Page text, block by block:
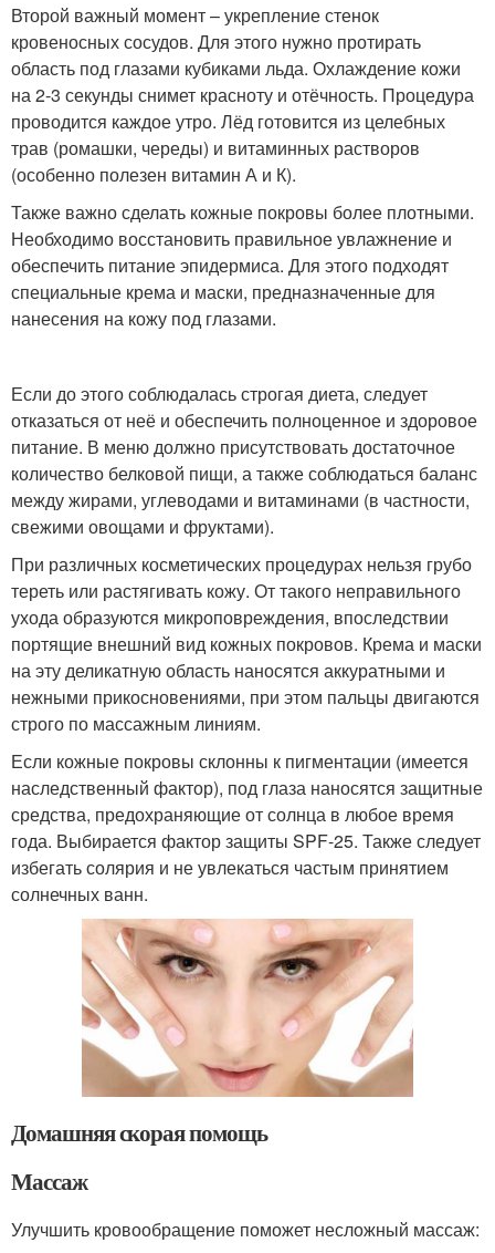
Второй важный момент – укрепление стенок
кровеносных сосудов. Для этого нужно протирать
область под глазами кубиками льда. Охлаждение кожи
на 2-3 секунды снимет красноту и отёчность. Процедура
проводится каждое утро. Лёд готовится из целебных
трав (ромашки, череды) и витаминных растворов
(особенно полезен витамин А и К).
Также важно сделать кожные покровы более плотными.
Необходимо восстановить правильное увлажнение и
обеспечить питание эпидермиса. Для этого подходят
специальные крема и маски, предназначенные для
нанесения на кожу под глазами.
Если до этого соблюдалась строгая диета, следует
отказаться от неё и обеспечить полноценное и здоровое
питание. В меню должно присутствовать достаточное
количество белковой пищи, а также соблюдаться баланс
между жирами, углеводами и витаминами (в частности,
свежими овощами и фруктами).
При различных косметических процедурах нельзя грубо
тереть или растягивать кожу. От такого неправильного
ухода образуются микроповреждения, впоследствии
портящие внешний вид кожных покровов. Крема и маски
на эту деликатную область наносятся аккуратными и
нежными прикосновениями, при этом пальцы двигаются
строго по массажным линиям.
Если кожные покровы склонны к пигментации (имеется
наследственный фактор), под глаза наносятся защитные
средства, предохраняющие от солнца в любое время
года. Выбирается фактор защиты SPF-25. Также следует
избегать солярия и не увлекаться частым принятием
солнечных ванн.
Домашняя скорая помощь
Массаж
Улучшить кровообращение поможет несложный массаж: